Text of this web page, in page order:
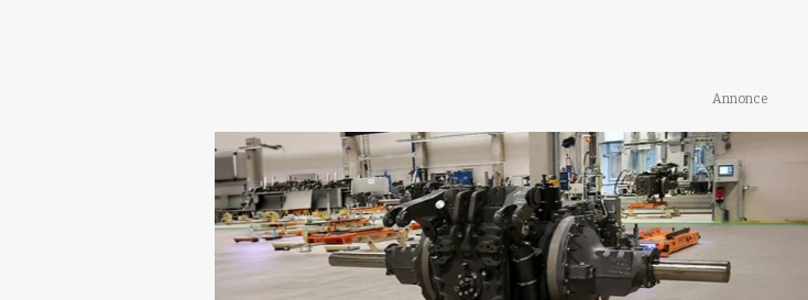
Annonce